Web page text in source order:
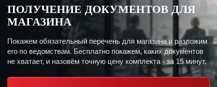
ПОЛУЧЕНИЕ ДОКУМЕНТОВ ДЛЯ
МАГАЗИНА
Покажем обязательный перечень для магазина и разложим
его по ведомствам. Бесплатно покажем, каких документов
не хватает, и назовём точную цену комплекта - за 15 минут.